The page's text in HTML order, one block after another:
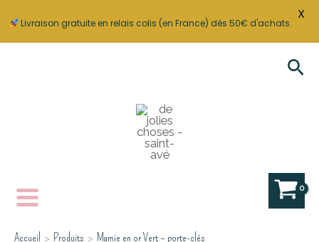
Accueil Produits Mamie en or Vert – porte-clés
Livraison gratuite en relais colis (en France) dès 50€ d'achats.
X